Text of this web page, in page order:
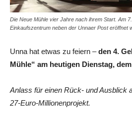
Die Neue Mühle vier Jahre nach ihrem Start. Am
Einkaufszentrum neben der Unnaer Post eröffnet
Unna hat etwas zu feiern –den 4.
Mühle“ am heutigen Dienstag,
Anlass für einen Rück- und Ausblick
27-Euro-Millionenprojekt.